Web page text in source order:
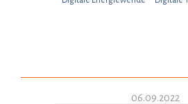
06.09.2022